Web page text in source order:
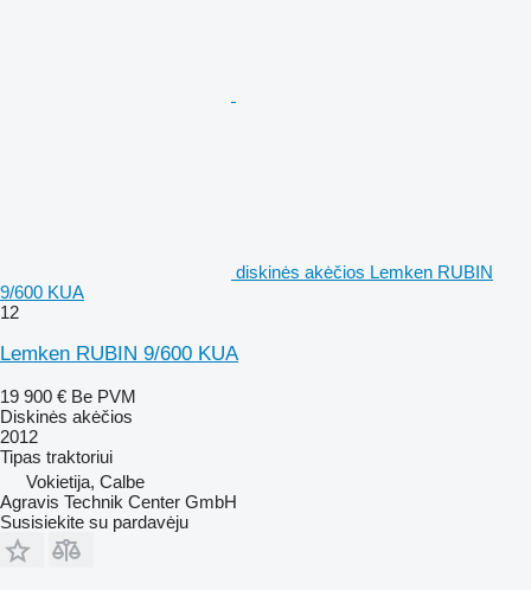
diskinės akėčios Lemken RUBIN
9/600 KUA
12
Lemken RUBIN 9/600 KUA
19 900 € Be PVM
Diskinės akėčios
2012
Tipas traktoriui
Vokietija, Calbe
Agravis Technik Center GmbH
Susisiekite su pardavėju